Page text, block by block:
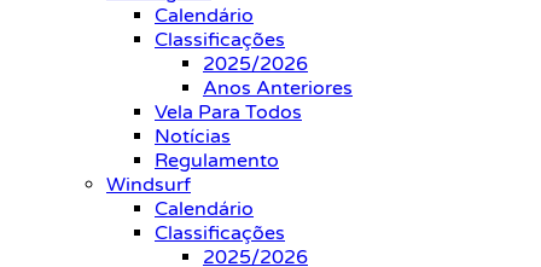
Calendário
Classificações
2025/2026
Anos Anteriores
Vela Para Todos
Notícias
Regulamento
Windsurf
Calendário
Classificações
2025/2026